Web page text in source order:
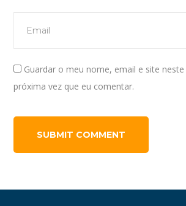
Guardar o meu nome, email e site
próxima vez que eu comentar.